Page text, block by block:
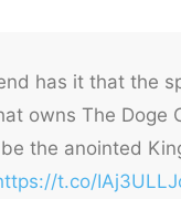
has it that the
owns The Doge
the anointed
t.co/